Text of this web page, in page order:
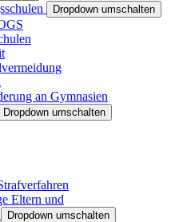
Dropdown umschalten
an Gymnasien
Dropdown umschalten
Eltern und
Dropdown umschalten